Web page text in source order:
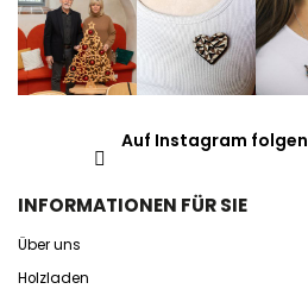
Auf Instagram folgen
INFORMATIONEN FÜR SIE
Über uns
Holzladen